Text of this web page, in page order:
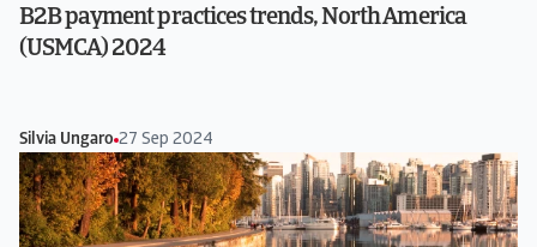
B2B payment practices trends, North America
(USMCA) 2024
Silvia Ungaro 27 Sep 2024